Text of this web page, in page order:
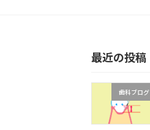
最近の投稿
歯科ブログ